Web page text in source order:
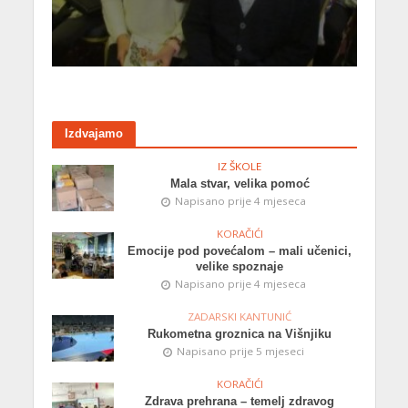
Izdvajamo
IZ ŠKOLE
Mala stvar, velika pomoć
Napisano prije 4 mjeseca
KORAČIĆI
Emocije pod povećalom – mali učenici,
velike spoznaje
Napisano prije 4 mjeseca
ZADARSKI KANTUNIĆ
Rukometna groznica na Višnjiku
Napisano prije 5 mjeseci
KORAČIĆI
Zdrava prehrana – temelj zdravog